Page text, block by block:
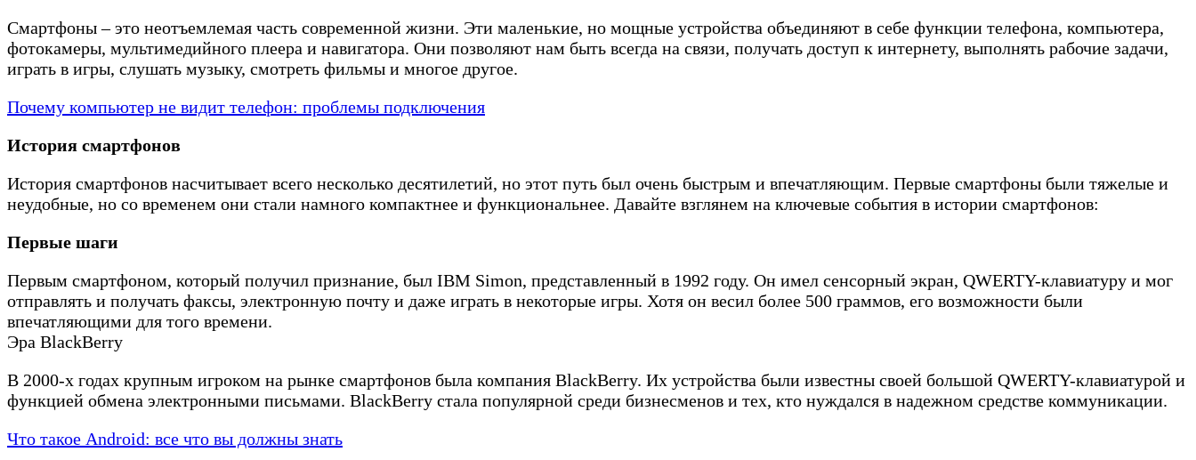
Смартфоны – это неотъемлемая часть современной жизни. Эти маленькие, но мощные устройства объединяют в себе функции телефона, компьютера,
фотокамеры, мультимедийного плеера и навигатора. Они позволяют нам быть всегда на связи, получать доступ к интернету, выполнять рабочие задачи,
играть в игры, слушать музыку, смотреть фильмы и многое другое.
Почему компьютер не видит телефон: проблемы подключения
История смартфонов
История смартфонов насчитывает всего несколько десятилетий, но этот путь был очень быстрым и впечатляющим. Первые смартфоны были тяжелые и
неудобные, но со временем они стали намного компактнее и функциональнее. Давайте взглянем на ключевые события в истории смартфонов:
Первые шаги
Первым смартфоном, который получил признание, был IBM Simon, представленный в 1992 году. Он имел сенсорный экран, QWERTY-клавиатуру и мог
отправлять и получать факсы, электронную почту и даже играть в некоторые игры. Хотя он весил более 500 граммов, его возможности были
впечатляющими для того времени.
Эра BlackBerry
В 2000-х годах крупным игроком на рынке смартфонов была компания BlackBerry. Их устройства были известны своей большой QWERTY-клавиатурой и
функцией обмена электронными письмами. BlackBerry стала популярной среди бизнесменов и тех, кто нуждался в надежном средстве коммуникации.
Что такое Android: все что вы должны знать